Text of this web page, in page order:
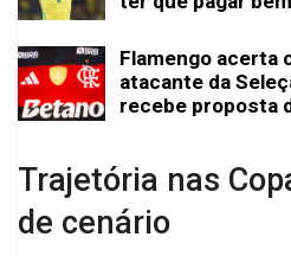
Flamengo acerta
atacante da
recebe proposta
Trajetória nas
de cenário